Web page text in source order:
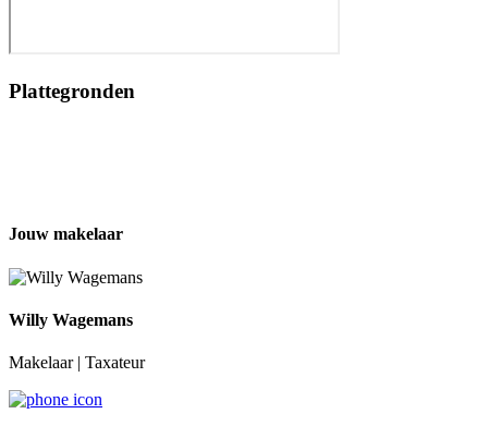
Plattegronden
Jouw makelaar
Willy Wagemans
Makelaar | Taxateur